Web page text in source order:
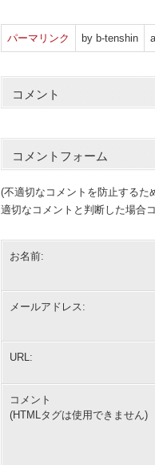
パーマリンク by b-tenshin
コメント
コメントフォーム
(不適切なコメントを防止するた
適切なコメントと判断した場合
お名前:
メールアドレス:
URL:
コメント
(HTMLタグは使用できません)